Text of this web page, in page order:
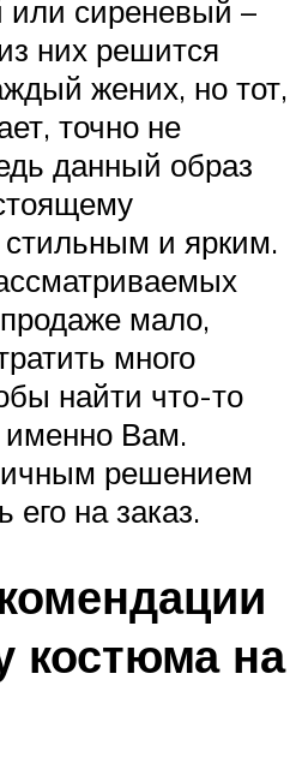
сиреневый –
них решится
жених, но тот,
точно не
данный образ
и ярким.
мало,
много
найти что-то
Вам.
решением
его на заказ.
костюма на